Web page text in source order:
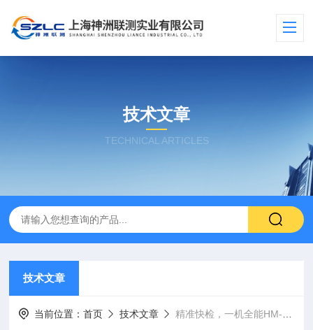
技术文章
TECHNICAL ARTICLES
技术文章
当前位置：首页 技术文章 精准快检，一机全能HM-5000P多功能便携式水质重金属检测仪赋能全域水质监测